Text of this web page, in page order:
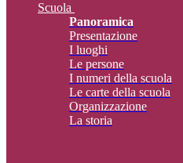
Scuola
Panoramica
Presentazione
I luoghi
Le persone
I numeri della scuola
Le carte della scuola
Organizzazione
La storia